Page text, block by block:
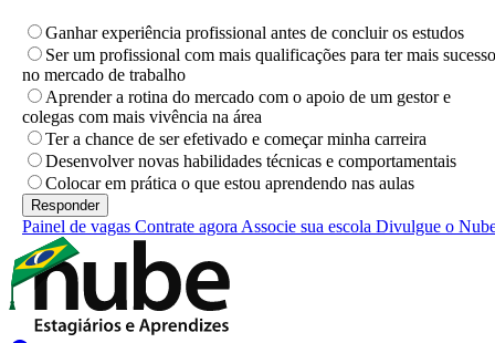
Ganhar experiência profissional antes de concluir os estudos
Ser um profissional com mais qualificações para ter mais sucesso
no mercado de trabalho
Aprender a rotina do mercado com o apoio de um gestor e
colegas com mais vivência na área
Ter a chance de ser efetivado e começar minha carreira
Desenvolver novas habilidades técnicas e comportamentais
Colocar em prática o que estou aprendendo nas aulas
Painel de vagas Contrate agora Associe sua escola Divulgue o